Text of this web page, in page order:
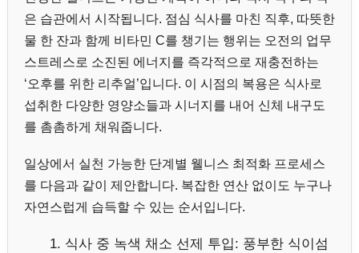
은 습관에서 시작됩니다. 점심 식사를 마친 직후, 따뜻한
물 한 잔과 함께 비타민 C를 챙기는 행위는 오전의 업무
스트레스로 소진된 에너지를 즉각적으로 재충전하는
‘오후를 위한 리추얼’입니다. 이 시점의 복용은 식사로
섭취한 다양한 영양소들과 시너지를 내어 신체 내구도
를 촘촘하게 채워줍니다.
일상에서 실천 가능한 단계별 웰니스 최적화 프로세스
를 다음과 같이 제안합니다. 복잡한 연산 없이도 누구나
자연스럽게 습득할 수 있는 순서입니다.
식사 중 녹색 채소 선제 투입: 풍부한 식이섬